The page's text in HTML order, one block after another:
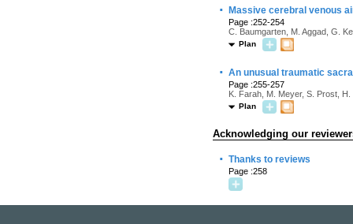
· Massive cerebral venous
Page :252-254
C. Baumgarten, M. Aggad, G.
Plan
· An unusual traumatic
Page :255-257
K. Farah, M. Meyer, S. Prost,
Plan
Acknowledging our
· Thanks to reviews
Page :258